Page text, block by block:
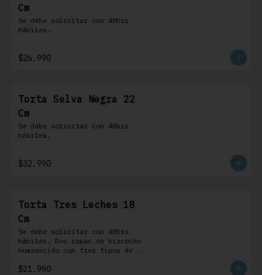
Cm
Se debe solicitar con 48hrs
hábiles.
$26.990
Torta Selva Negra 22
Cm
Se debe solicitar con 48hrs
hábiles.
$32.990
Torta Tres Leches 18
Cm
Se debe solicitar con 48hrs
hábiles. Dos capas de bizcocho
humedecido con tres tipos de
pastelera, cubierta con
$21.990